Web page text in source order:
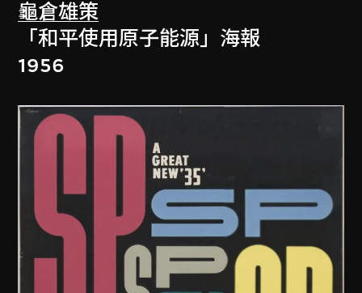
龜倉雄策
「和平使用原子能源」海報
1956